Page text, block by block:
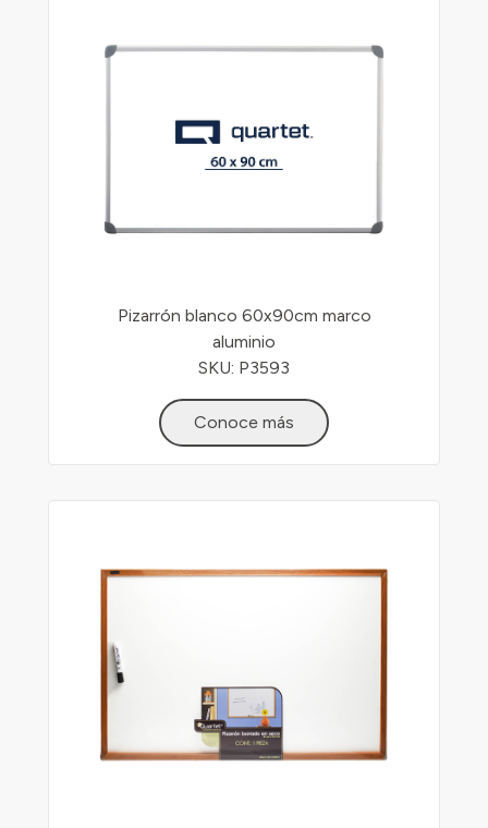
Pizarrón blanco 60x90cm marco
aluminio
SKU: P3593
Conoce más